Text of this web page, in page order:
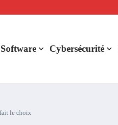
de rentabilité ?
Cybersécurité
le choix